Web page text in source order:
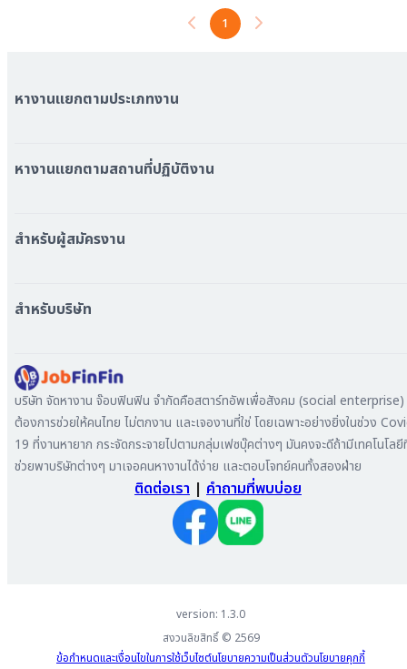
1
หางานแยกตามประเภทงาน
หมวดหมู่บริษัททั้งหมด
หางานแยกตามสถานที่ปฏิบัติงาน
หางาน กรุงเทพมหานคร
หางาน เชียงใหม่
หางาน สมุทรสาคร
หางาน ระยอง
หางาน สมุทรสาหางาน ภูเก็ต
หางาน พระนครศรีอยุธยา
สำหรับผู้สมัครงาน
เข้าสู่ระบบ
สำหรับบริษัท
ลงประกาศรับสมัครงาน
ค้นหาผู้สมัครงาน
ลงโฆษณา
บริษัท จัดหางาน จ๊อบฟินฟิน จำกัดคือสตาร์ทอัพเพื่อสังคม (social
ต้องการช่วยให้คนไทย ไม่ตกงาน และเจองานที่ใช่ โดยเฉพาะอย่างยิ่งในช่วง
19 ที่งานหายาก กระจัดกระจายไปตามกลุ่มเฟซบุ๊คต่างๆ มันคงจะดีถ้ามีเทคโนโล
ช่วยพาบริษัทต่างๆ มาเจอคนหางานได้ง่าย และตอบโจทย์คนทั้งสองฝ่าย
ติดต่อเรา | คำถามที่พบบ่อย
version: 1.3.0
สงวนลิขสิทธิ์ © 2569
ข้อกำหนดและเงื่อนไขในการใช้เว็บไซต์นโยบายความเป็นส่วนตัวนโยบายคุกกี้